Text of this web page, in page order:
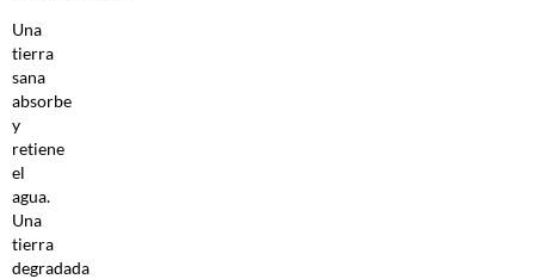
Una
tierra
sana
absorbe
y
retiene
el
agua.
Una
tierra
degradada